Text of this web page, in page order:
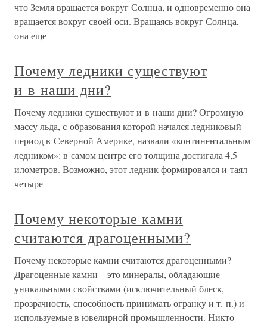
что Земля вращается вокруг Солнца, и одновременно она
вращается вокруг своей оси. Вращаясь вокруг Солнца,
она еще
Почему ледники существуют
и в наши дни?
Почему ледники существуют и в наши дни? Огромную
массу льда, с образования которой начался ледниковый
период в Северной Америке, назвали «континентальным
ледником»: в самом центре его толщина достигала 4,5
илометров. Возможно, этот ледник формировался и таял
четыре
Почему некоторые камни
считаются драгоценными?
Почему некоторые камни считаются драгоценными?
Драгоценные камни – это минералы, обладающие
уникальными свойствами (исключительный блеск,
прозрачность, способность принимать огранку и т. п.) и
используемые в ювелирной промышленности. Никто